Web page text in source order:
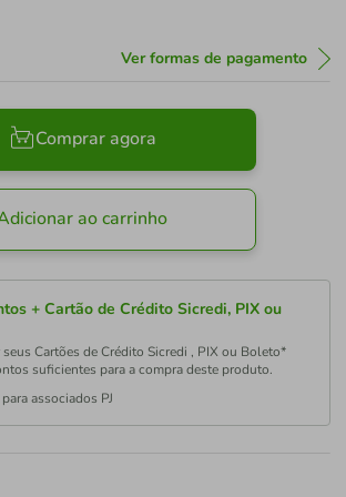
Ver formas de pagamento
Comprar agora
ao carrinho
+ Cartão de Crédito Sicredi, PIX ou
Cartões de Crédito Sicredi , PIX ou Boleto*
suficientes para a compra deste produto.
associados PJ